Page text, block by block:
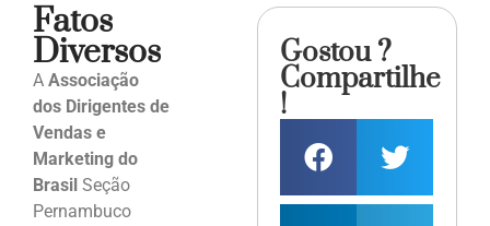
Fatos
Diversos
A Associação
dos Dirigentes de
Vendas e
Marketing do
Brasil Seção
Pernambuco
Gostou ?
Compartilhe
!